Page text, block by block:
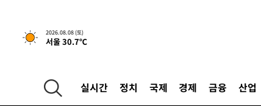
2026.08.08 (토)
서울 30.7℃
실시간 정치 국제 경제 금융 산업
3시간 전 >[속보]규제합리화위원회 부위원장에 김태유 서울대 공대
-13054초 전 >
미 사업체 일자리, 7월에 2.3만개 순감하고 그 전 2
하향수정 (2보)
-12502초 전 >